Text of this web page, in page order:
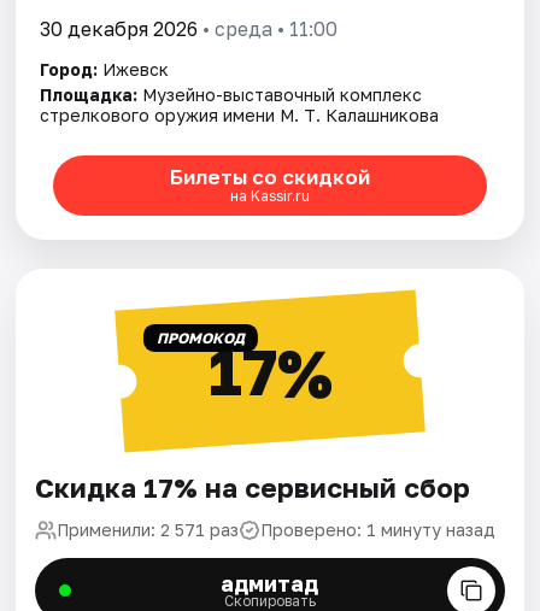
30 декабря 2026 • среда • 11:00
Город: Ижевск
Площадка: Музейно-выставочный комплекс
стрелкового оружия имени М. Т. Калашникова
Билеты со скидкой
на Kassir.ru
ПРОМОКОД17%
Скидка 17% на сервисный сбор
Применили: 2 571 раз Проверено: 1 минуту назад
адмитад
Скопировать